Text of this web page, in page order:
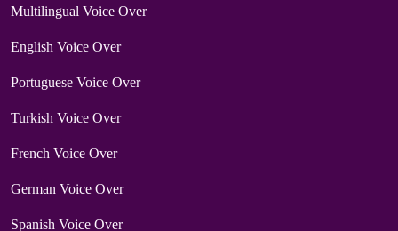
Multilingual Voice Over
English Voice Over
Portuguese Voice Over
Turkish Voice Over
French Voice Over
German Voice Over
Spanish Voice Over